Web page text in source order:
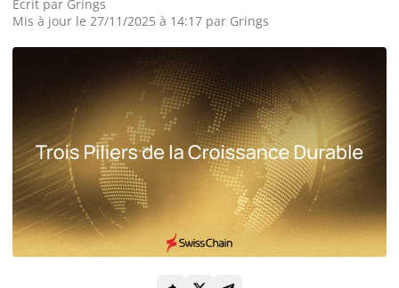
Guides
Prédictions
Cryptomonnaies
Bitcoin (BTC)
Ethereum (ETH)
Écrit par Grings
Mis à jour le 27/11/2025 à 14:17 par Grings